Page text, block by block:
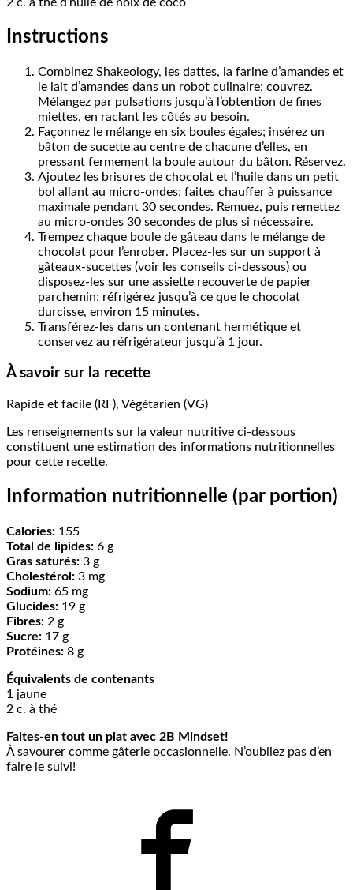
Instructions
Combinez Shakeology, les dattes, la farine d’amandes et
le lait d’amandes dans un robot culinaire; couvrez.
Mélangez par pulsations jusqu’à l’obtention de fines
miettes, en raclant les côtés au besoin.
Façonnez le mélange en six boules égales; insérez un
bâton de sucette au centre de chacune d’elles, en
pressant fermement la boule autour du bâton. Réservez.
Ajoutez les brisures de chocolat et l’huile dans un petit
bol allant au micro-ondes; faites chauffer à puissance
maximale pendant 30 secondes. Remuez, puis remettez
au micro-ondes 30 secondes de plus si nécessaire.
Trempez chaque boule de gâteau dans le mélange de
chocolat pour l’enrober. Placez-les sur un support à
gâteaux-sucettes (voir les conseils ci-dessous) ou
disposez-les sur une assiette recouverte de papier
parchemin; réfrigérez jusqu’à ce que le chocolat
durcisse, environ 15 minutes.
Transférez-les dans un contenant hermétique et
conservez au réfrigérateur jusqu’à 1 jour.
À savoir sur la recette
Rapide et facile (RF), Végétarien (VG)
Les renseignements sur la valeur nutritive ci-dessous
constituent une estimation des informations nutritionnelles
pour cette recette.
Information nutritionnelle (par portion)
Calories: 155
Total de lipides: 6 g
Gras saturés: 3 g
Cholestérol: 3 mg
Sodium: 65 mg
Glucides: 19 g
Fibres: 2 g
Sucre: 17 g
Protéines: 8 g
Équivalents de contenants
1 jaune
2 c. à thé
Faites-en tout un plat avec 2B Mindset!
À savourer comme gâterie occasionnelle. N’oubliez pas d’en
faire le suivi!